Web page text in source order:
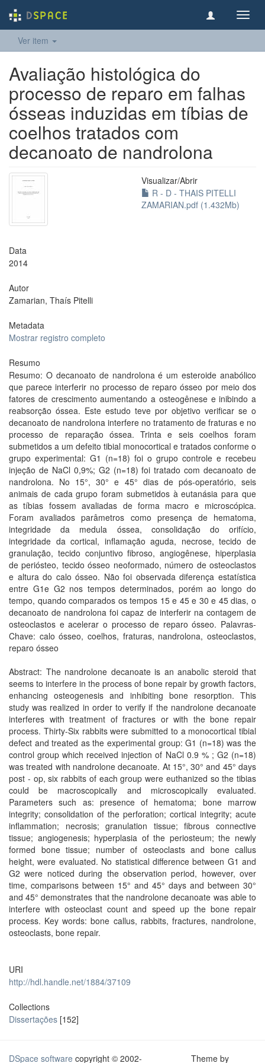
Ver item
Avaliação histológica do
processo de reparo em falhas
ósseas induzidas em tíbias de
coelhos tratados com
decanoato de nandrolona
Visualizar/Abrir
R - D - THAIS PITELLI
ZAMARIAN.pdf (1.432Mb)
Data
2014
Autor
Zamarian, Thaís Pitelli
Metadata
Mostrar registro completo
Resumo
Resumo: O decanoato de nandrolona é um esteroide anabólico
que parece interferir no processo de reparo ósseo por meio dos
fatores de crescimento aumentando a osteogênese e inibindo a
reabsorção óssea. Este estudo teve por objetivo verificar se o
decanoato de nandrolona interfere no tratamento de fraturas e no
processo de reparação óssea. Trinta e seis coelhos foram
submetidos a um defeito tibial monocortical e tratados conforme o
grupo experimental: G1 (n=18) foi o grupo controle e recebeu
injeção de NaCl 0,9%; G2 (n=18) foi tratado com decanoato de
nandrolona. No 15°, 30° e 45° dias de pós-operatório, seis
animais de cada grupo foram submetidos à eutanásia para que
as tíbias fossem avaliadas de forma macro e microscópica.
Foram avaliados parâmetros como presença de hematoma,
integridade da medula óssea, consolidação do orifício,
integridade da cortical, inflamação aguda, necrose, tecido de
granulação, tecido conjuntivo fibroso, angiogênese, hiperplasia
de periósteo, tecido ósseo neoformado, número de osteoclastos
e altura do calo ósseo. Não foi observada diferença estatística
entre G1e G2 nos tempos determinados, porém ao longo do
tempo, quando comparados os tempos 15 e 45 e 30 e 45 dias, o
decanoato de nandrolona foi capaz de interferir na contagem de
osteoclastos e acelerar o processo de reparo ósseo. Palavras-
Chave: calo ósseo, coelhos, fraturas, nandrolona, osteoclastos,
reparo ósseo
Abstract: The nandrolone decanoate is an anabolic steroid that
seems to interfere in the process of bone repair by growth factors,
enhancing osteogenesis and inhibiting bone resorption. This
study was realized in order to verify if the nandrolone decanoate
interferes with treatment of fractures or with the bone repair
process. Thirty-Six rabbits were submitted to a monocortical tibial
defect and treated as the experimental group: G1 (n=18) was the
control group which received injection of NaCl 0.9 % ; G2 (n=18)
was treated with nandrolone decanoate. At 15°, 30° and 45° days
post - op, six rabbits of each group were euthanized so the tibias
could be macroscopically and microscopically evaluated.
Parameters such as: presence of hematoma; bone marrow
integrity; consolidation of the perforation; cortical integrity; acute
inflammation; necrosis; granulation tissue; fibrous connective
tissue; angiogenesis; hyperplasia of the periosteum; the newly
formed bone tissue; number of osteoclasts and bone callus
height, were evaluated. No statistical difference between G1 and
G2 were noticed during the observation period, however, over
time, comparisons between 15° and 45° days and between 30°
and 45° demonstrates that the nandrolone decanoate was able to
interfere with osteoclast count and speed up the bone repair
process. Key words: bone callus, rabbits, fractures, nandrolone,
osteoclasts, bone repair.
URI
http://hdl.handle.net/1884/37109
Collections
Dissertações [152]
DSpace software copyright © 2002- Theme by